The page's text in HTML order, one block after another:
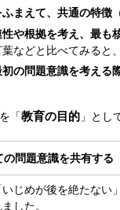
まえて、共通の特徴
や根拠を考え、最も
などと比べてみると
の問題意識を考える
「教育の目的 」とし
問題意識を共有する
じめが後を絶たない
した。